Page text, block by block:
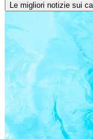
Le migliori notizie sui